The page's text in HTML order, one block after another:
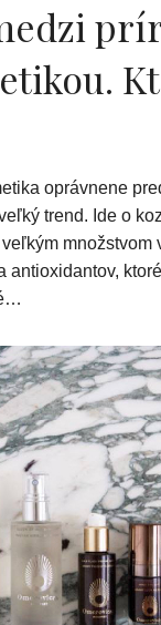
oprávnene
trend. Ide o
množstvom
antioxidantov,